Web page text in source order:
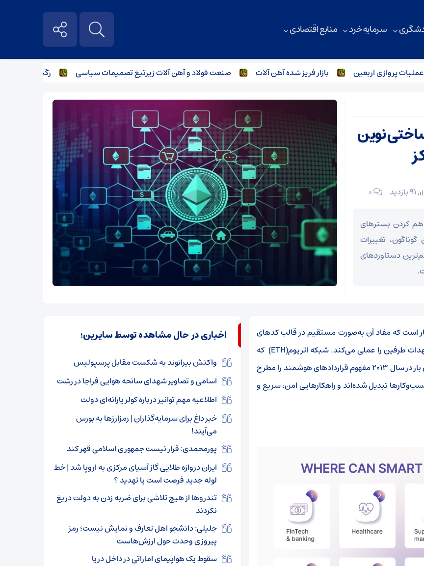
سرمایه خرد منابع اقتصادی
اربعین بازار فریز شده آهن آلات صنعت فولاد و آهن آلات زیر‌تیغ تصمیمات سیاسی رگبار پراکنده در نیمه
نوین
۰
کردن بسترهای
تغییرات
دستاوردهای
است که مفاد آن به‌صورت مستقیم در قالب کدهای
طرفین را عملی می‌کند. شبکه اتریوم(ETH) که
در سال۲۰۱۳مفهوم قراردادهای هوشمند را مطرح
تبدیل شده‌اند و راهکارهایی امن، سریع و
اخباری در حال مشاهده توسط سایرین؛
واکنش بیرانوند به شکست مقابل پرسپولیس
اسامی و تصاویر شهدای سانحه هوایی فراجا در رشت
اطلاعیه مهم توانیر درباره کولر یارانه‌ای دولت
خبر داغ برای سرمایه‌گذاران | رمزارزها به بورس
می‌آیند!
پورمحمدی: قرار نیست جمهوری اسلامی قهر کند
ایران دروازه طلایی گاز آسیای مرکزی به اروپا شد | خط
لوله جدید فرصت است یا تهدید ؟
تندرو‌ها از هیچ تلاشی برای ضربه زدن به دولت دریغ
نکردند
جلیلی: دانشجو اهل تعارف و نمایش نیست؛ رمز
پیروزی وحدت حول ارزش‌هاست
سقوط یک هواپیمای اماراتی در داخل دریا